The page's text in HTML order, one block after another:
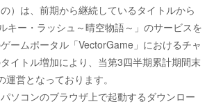
）は、前期から継続しているタイトルから
キー・ラッシュ～晴空物語～」のサービスを
ームポータル「VectorGame」におけるチャ
イトル増加により、当第3四半期累計期間末
営となっております。
ソコンのブラウザ上で起動するダウンロー